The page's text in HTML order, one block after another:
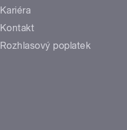
Kariéra
Kontakt
Rozhlasový poplatek